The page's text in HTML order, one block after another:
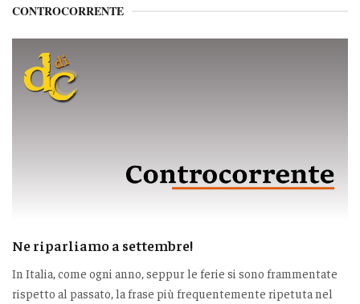
CONTROCORRENTE
Ne riparliamo a settembre!
In Italia, come ogni anno, seppur le ferie si sono frammentate
rispetto al passato, la frase più frequentemente ripetuta nel